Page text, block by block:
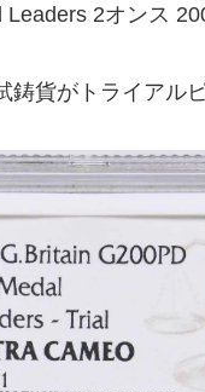
2オンス
貨がトライアル